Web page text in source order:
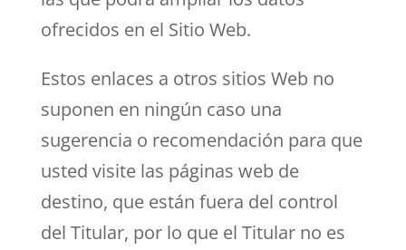
ofrecidos en el Sitio Web.
Estos enlaces a otros sitios Web no
suponen en ningún caso una
sugerencia o recomendación para que
usted visite las páginas web de
destino, que están fuera del control
del Titular, por lo que el Titular no es